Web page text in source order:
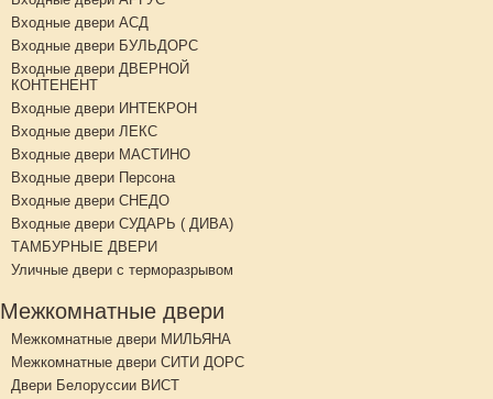
Входные двери АСД
Входные двери БУЛЬДОРС
Входные двери ДВЕРНОЙ
КОНТЕНЕНТ
Входные двери ИНТЕКРОН
Входные двери ЛЕКС
Входные двери МАСТИНО
Входные двери Персона
Входные двери СНЕДО
Входные двери СУДАРЬ ( ДИВА)
ТАМБУРНЫЕ ДВЕРИ
Уличные двери с терморазрывом
Межкомнатные двери
Межкомнатные двери МИЛЬЯНА
Межкомнатные двери СИТИ ДОРС
Двери Белоруссии ВИСТ